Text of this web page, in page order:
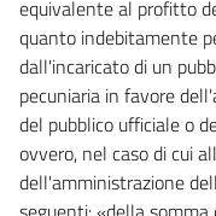
equivalente al profitto
quanto indebitamente
dall'incaricato di un
pecuniaria in favore
del pubblico ufficiale o
ovvero, nel caso di cui
dell'amministrazione